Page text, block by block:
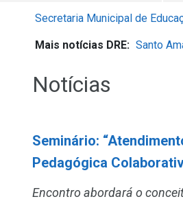
Secretaria Municipal de
Mais notícias DRE: Santo
Notícias
Seminário:
Pedagógica
Encontro abordará o